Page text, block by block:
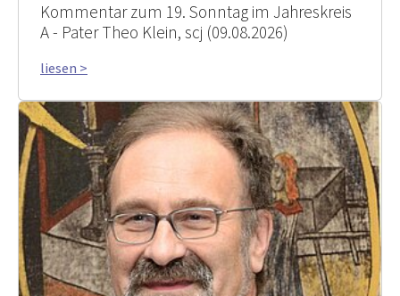
Kommentar zum 19. Sonntag im Jahreskreis
A - Pater Theo Klein, scj (09.08.2026)
liesen >